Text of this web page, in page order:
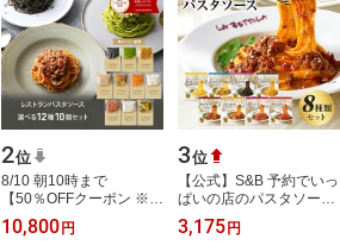
2位
8/10 朝10時まで
【50％OFFクーポン ※1
個540円】レストラン パ
スタソース 12種類から
10,800 円
3位
【公式】S&B 予約でいっ
ぱいの店のパスタソース
8種セット レンジ対応 エ
スビー商品 SB パスタソ
3,175 円